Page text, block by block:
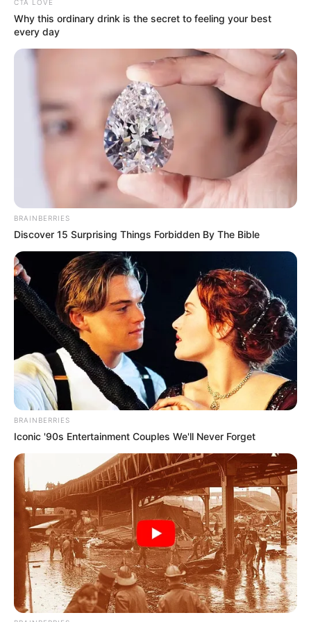
Por que tirar sobrancelhas em excesso faz os pelos
FAÇA O SEU COMENTÁRIO AQUI!
FALE CONOSCO
E-mail
Mensagem*
BUSCAR
DESTAQUES
Até 14 dias de licença para cuidar de filho
doente: o que diz o projeto que vai ao Senado.
Agosto 07, 2026
Mobilização em Defesa da PEC 14: Dados para
CTA LOVE
Why this ordinary drink is the secret to feeling your best
every day
BRAINBERRIES
Discover 15 Surprising Things Forbidden By The Bible
BRAINBERRIES
Iconic '90s Entertainment Couples We'll Never Forget